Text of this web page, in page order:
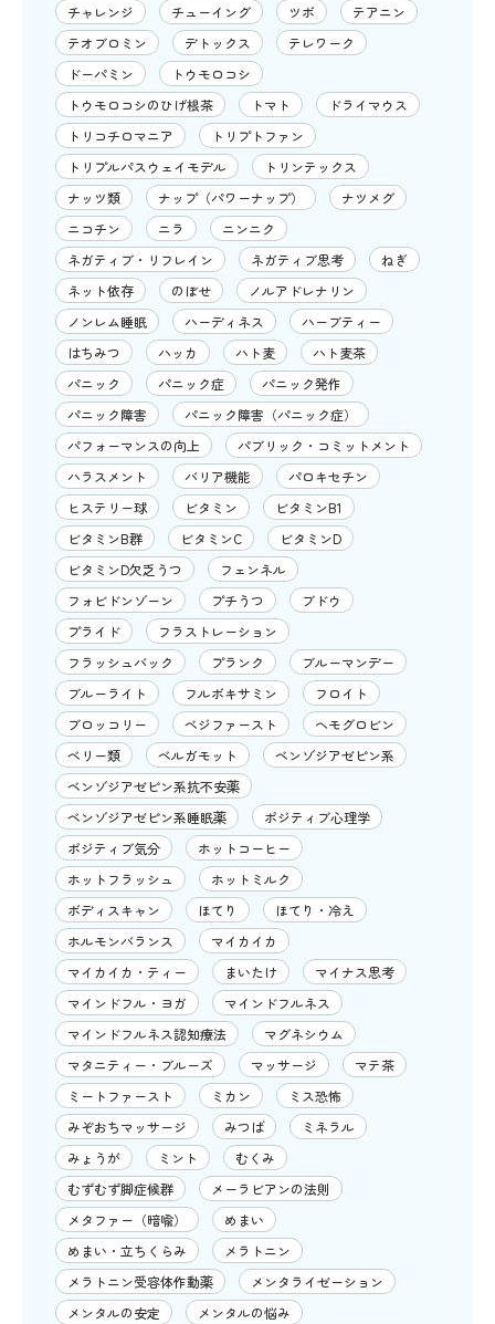
チャレンジ
チューイング ツボ
テアニン
テオブロミン
デトックス
テレワーク
ドーパミン
トウモロコシ
トウモロコシのひげ根茶
トマト
ドライマウス
トリコチロマニア
トリプトファン
トリプルパスウェイモデル
トリンテックス
ナッツ類
ナップ（パワーナップ）
ナツメグ
ニコチン
ニラ
ニンニク
ネガティブ・リフレイン
ネガティブ思考
ねぎ
ネット依存
のぼせ
ノルアドレナリン
ノンレム睡眠
ハーディネス
ハーブティー
はちみつ
ハッカ ハト麦
ハト麦茶
パニック
パニック症
パニック発作
パニック障害
パニック障害（パニック症）
パフォーマンスの向上
パブリック・コミットメント
ハラスメント
バリア機能
パロキセチン
ヒステリー球
ビタミン
ビタミンB1
ビタミンB群
ビタミンC
ビタミンD
ビタミンD欠乏うつ
フェンネル
フォビドンゾーン
プチうつ
ブドウ
プライド
フラストレーション
フラッシュバック
プランク
ブルーマンデー
ブルーライト
フルボキサミン
フロイト
ブロッコリー
ベジファースト
ヘモグロビン
ベリー類
ベルガモット
ベンゾジアゼピン系
ベンゾジアゼピン系抗不安薬
ベンゾジアゼピン系睡眠薬
ポジティブ心理学
ポジティブ気分
ホットコーヒー
ホットフラッシュ
ホットミルク
ボディスキャン
ほてり
ほてり・冷え
ホルモンバランス
マイカイカ
マイカイカ・ティー
まいたけ
マイナス思考
マインドフル・ヨガ
マインドフルネス
マインドフルネス認知療法
マグネシウム
マタニティー・ブルーズ
マッサージ
マテ茶
ミートファースト
ミカン
ミス恐怖
みぞおちマッサージ
みつば
ミネラル
みょうが
ミント
むくみ
むずむず脚症候群
メーラビアンの法則
メタファー（暗喩）
めまい
めまい・立ちくらみ
メラトニン
メラトニン受容体作動薬
メンタライゼーション
メンタルの安定
メンタルの悩み